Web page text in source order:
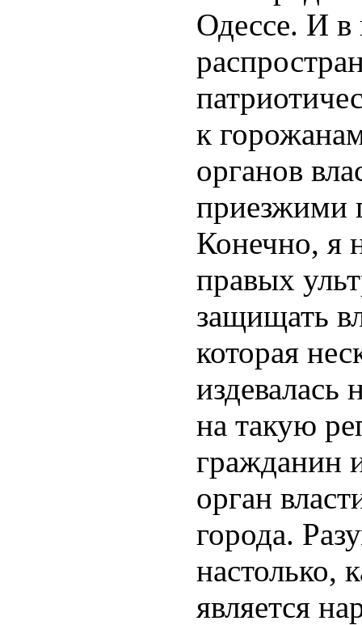
Одессе. И в
к
органов
приезжими
Конечно, я
правых
защищать
которая
издевалась
на такую
гражданин
орган
города.
настолько,
является